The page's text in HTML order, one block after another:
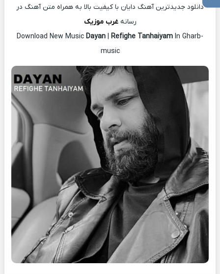
دانلود جدیدترین آهنگ دایان با کیفیت بالا به همراه متن آهنگ در
رسانهغرب موزیک
Download New Music Dayan | Refighe Tanhaiyam In Gharb-
music